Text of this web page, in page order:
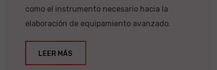
como el instrumento necesario hacia la
elaboración de equipamiento avanzado.
LEER MÁS